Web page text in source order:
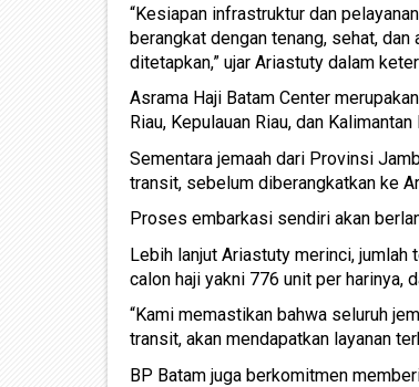
“Kesiapan infrastruktur dan
berangkat dengan tenang, sehat,
ditetapkan,” ujar Ariastuty dalam
Asrama Haji Batam Center
Riau, Kepulauan Riau, dan
Sementara jemaah dari Provinsi
transit, sebelum diberangkatkan ke
Proses embarkasi sendiri akan
Lebih lanjut Ariastuty merinci, jumlah
calon haji yakni 776 unit per harinya,
“Kami memastikan bahwa seluruh
transit, akan mendapatkan layanan
BP Batam juga berkomitmen